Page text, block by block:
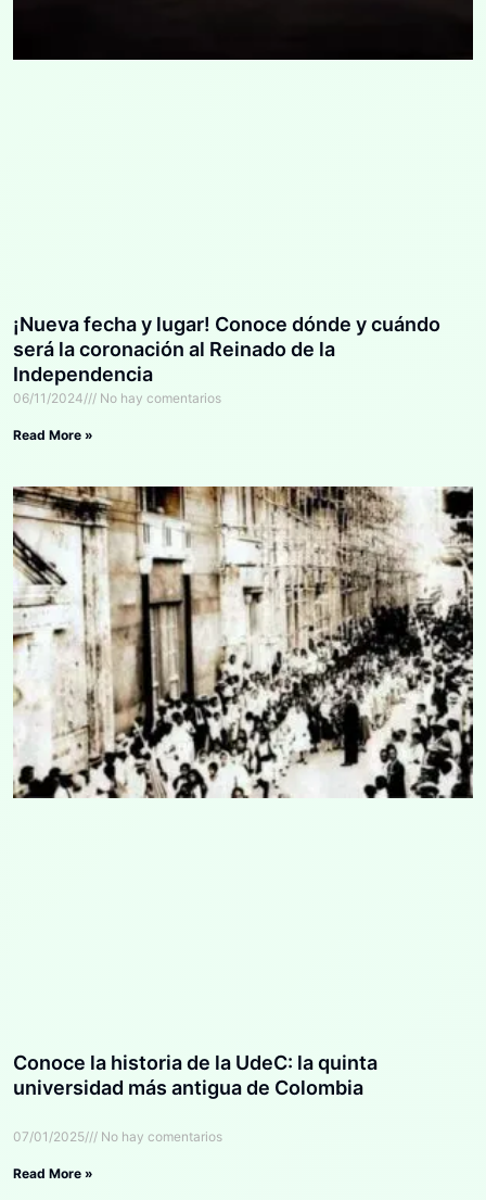
¡Nueva fecha y lugar! Conoce dónde y cuándo
será la coronación al Reinado de la
Independencia
06/11/2024 No hay comentarios
Read More »
Conoce la historia de la UdeC: la quinta
universidad más antigua de Colombia
07/01/2025 No hay comentarios
Read More »